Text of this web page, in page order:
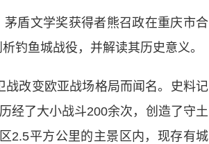
盾文学奖获得者熊召政在重庆市合
钓鱼城战役，并解读其历史意义。
改变欧亚战场格局而闻名。史料记
经了大小战斗200余次，创造了守土
2.5平方公里的主景区内，现存有城